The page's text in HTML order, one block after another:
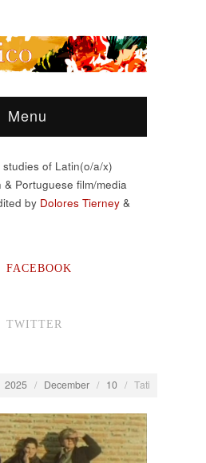
Menu
of Latin(o/a/x)
& Portuguese film/media
by Dolores Tierney &
TWITTER
2025 / December / 10 / Tati